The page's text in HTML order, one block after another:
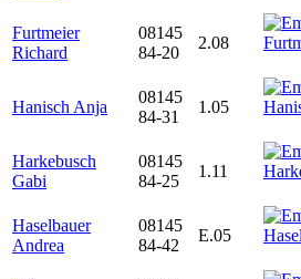
Furtmeier
Richard
08145
84-20
2.08
Hanisch Anja
08145
84-31
1.05
Harkebusch
Gabi
08145
84-25
1.11
Haselbauer
Andrea
08145
84-42
E.05